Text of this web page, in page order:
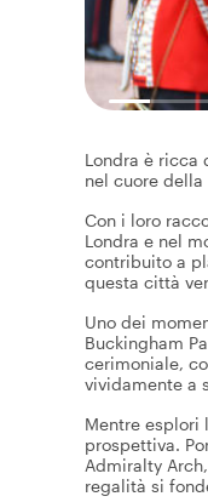
Londra è ricca
nel cuore della
Con i loro
Londra e nel
contribuito a
questa città
Uno dei
Buckingham
cerimoniale,
vividamente a
Mentre esplori
prospettiva.
Admiralty
regalità si